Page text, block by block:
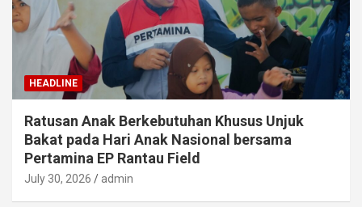
HEADLINE
Ratusan Anak Berkebutuhan Khusus Unjuk
Bakat pada Hari Anak Nasional bersama
Pertamina EP Rantau Field
July 30, 2026 admin